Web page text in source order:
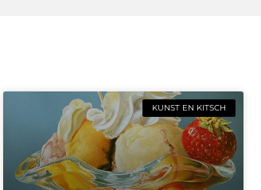
KUNST EN KITSCH